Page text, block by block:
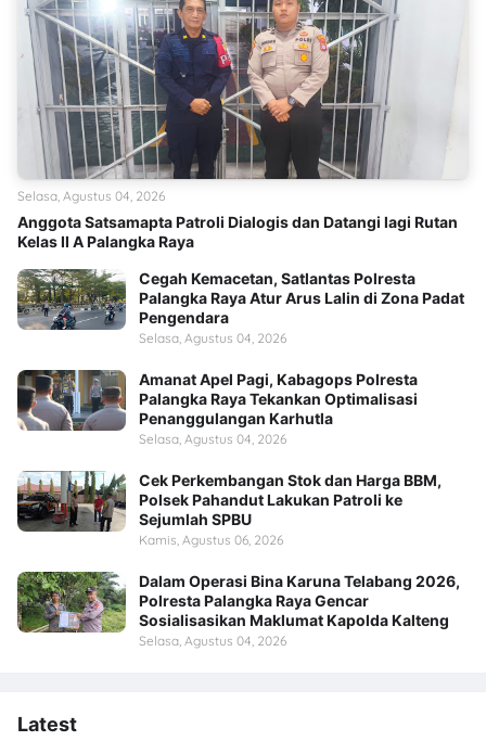
Anggota Satsamapta Patroli Dialogis dan Datangi lagi Rutan
Kelas II A Palangka Raya
Selasa, Agustus 04, 2026
Cegah Kemacetan, Satlantas Polresta
Palangka Raya Atur Arus Lalin di Zona Padat
Pengendara
Selasa, Agustus 04, 2026
Amanat Apel Pagi, Kabagops Polresta
Palangka Raya Tekankan Optimalisasi
Penanggulangan Karhutla
Selasa, Agustus 04, 2026
Cek Perkembangan Stok dan Harga BBM,
Polsek Pahandut Lakukan Patroli ke
Sejumlah SPBU
Kamis, Agustus 06, 2026
Dalam Operasi Bina Karuna Telabang 2026,
Polresta Palangka Raya Gencar
Sosialisasikan Maklumat Kapolda Kalteng
Selasa, Agustus 04, 2026
Latest